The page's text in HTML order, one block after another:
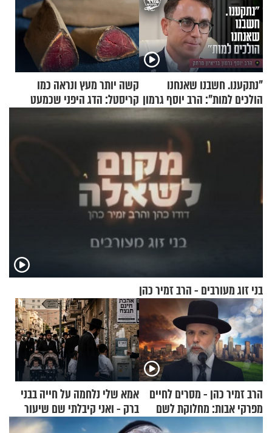
"נתקענו. חשבנו שאנחנו
הולכים למות": הרב יוסף גרמון
קשה יותר מעץ ונראה כמו
קריסטל: הדג היפני שכמעט
בלתי אפשרי לחתוך
בני זוג מעורבים - הרב זמיר כהן
הרב זמיר כהן - מסרים לחיים
מפרקי אבות: מחלוקת לשם
שמיים
אמא שלי נלחמה על חייה בבני
ברק - ואני קיבלתי שם שיעור
באהבת חינם